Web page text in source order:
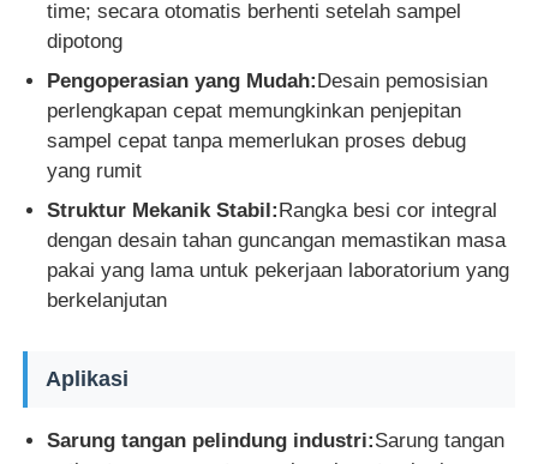
mesin pengujian abrasi
peralatan pengujian karet
Peralatan Pengujian Alas Kaki
Peralatan pengujian bahan bangunan
Peralatan pengujian kemasan
time; secara otomatis berhenti setelah sampel
dipotong
Pengoperasian yang Mudah:Desain pemosisian
perlengkapan cepat memungkinkan penjepitan
sampel cepat tanpa memerlukan proses debug
yang rumit
Struktur Mekanik Stabil:Rangka besi cor integral
dengan desain tahan guncangan memastikan masa
pakai yang lama untuk pekerjaan laboratorium yang
berkelanjutan
Aplikasi
Sarung tangan pelindung industri:Sarung tangan